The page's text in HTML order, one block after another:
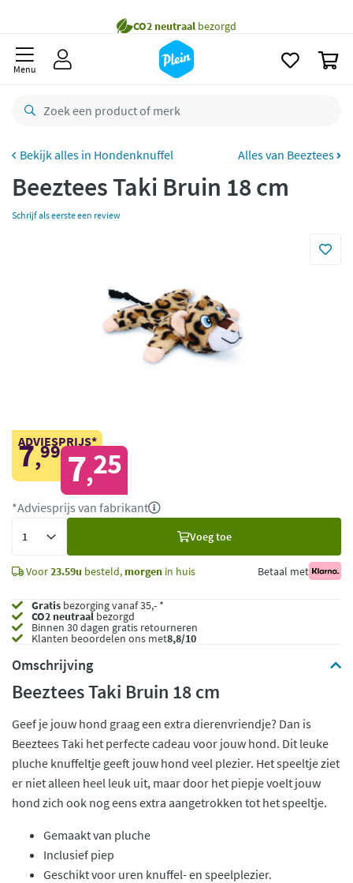
besteld,
Gratisretourneren
Betaal met Klarna
Menu
Hondenknuffel Alles van Beeztees
Beeztees Taki Bruin 18 cm
Schrijf als eerste een review
ADVIESPRIJS*
7,99 7,25
*Adviesprijs van fabrikant
Voeg toe
Voor23.59u besteld, morgen in huis Betaal met
Gratis bezorging vanaf 35,- *
CO2 neutraalbezorgd
Binnen 30 dagen gratis retourneren
Klanten beoordelen ons met8,8/10
Omschrijving
Beeztees Taki Bruin 18 cm
Geef je jouw hond graag een extra dierenvriendje? Dan is
Beeztees Taki het perfecte cadeau voor jouw hond. Dit leuke
pluche knuffeltje geeft jouw hond veel plezier. Het speeltje ziet
er niet alleen heel leuk uit, maar door het piepje voelt jouw
hond zich ook nog eens extra aangetrokken tot het speeltje.
Gemaakt van pluche
Inclusief piep
Geschikt voor uren knuffel- en speelplezier.